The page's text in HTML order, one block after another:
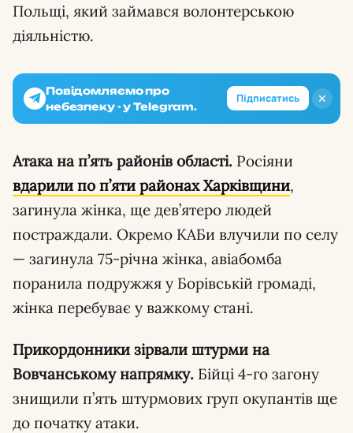
Польщі, який займався волонтерською
діяльністю.
✕
Повідомляємо про
небезпеку - у Telegram.
Підписатись
Атака на п’ять районів області. Росіяни
вдарили по п’яти районах Харківщини,
загинула жінка, ще дев’ятеро людей
постраждали. Окремо КАБи влучили по селу
— загинула 75-річна жінка, авіабомба
поранила подружжя у Борівській громаді,
жінка перебуває у важкому стані.
Прикордонники зірвали штурми на
Вовчанському напрямку. Бійці 4-го загону
знищили п’ять штурмових груп окупантів ще
до початку атаки.